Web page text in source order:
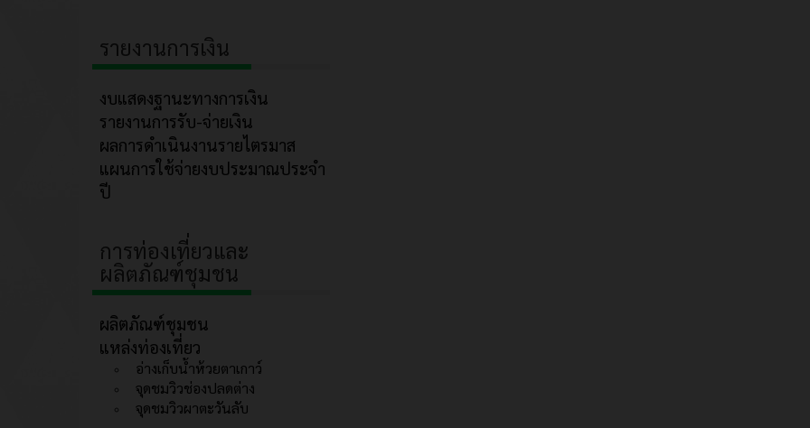
รายงานการเงิน
งบแสดงฐานะทางการเงิน
รายงานการรับ-จ่ายเงิน
ผลการดำเนินงานรายไตรมาส
แผนการใช้จ่ายงบประมาณประจำ
ปี
การท่องเที่ยวและ
ผลิตภัณฑ์ชุมชน
ผลิตภัณฑ์ชุมชน
แหล่งท่องเที่ยว
อ่างเก็บน้ำห้วยตาเกาว์
จุดชมวิวช่องปลดต่าง
จุดชมวิวผาตะวันลับ